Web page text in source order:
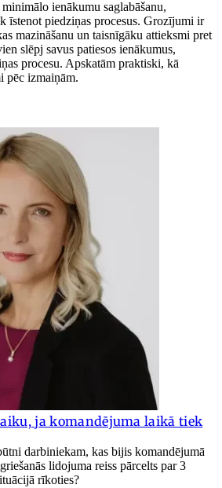
ienākumu saglabāšanu,
īstenot piedziņas procesus. Grozījumi ir
mazināšanu un taisnīgāku attieksmi pret
slēpj savus patiesos ienākumus,
procesu. Apskatām praktiski, kā
pēc izmaiņām.
ja komandējuma laikā tiek
darbiniekam, kas bijis komandējumā
lidojuma reiss pārcelts par 3
rīkoties?